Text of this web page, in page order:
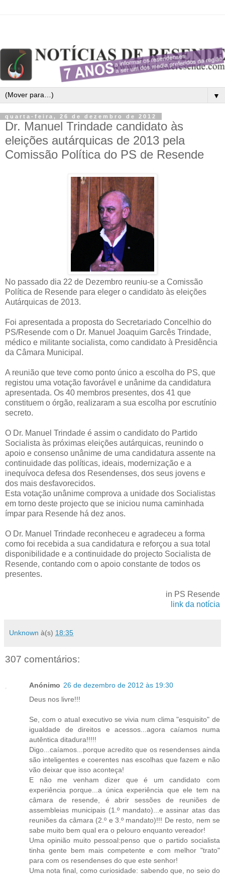
▼
quarta-feira, 26 de dezembro de 2012
Dr. Manuel Trindade candidato às
eleições autárquicas de 2013 pela
Comissão Política do PS de Resende
No passado dia 22 de Dezembro reuniu-se a Comissão
Política de Resende para eleger o candidato às eleições
Autárquicas de 2013.
Foi apresentada a proposta do Secretariado Concelhio do
PS/Resende com o Dr. Manuel Joaquim Garcês Trindade,
médico e militante socialista, como candidato à Presidência
da Câmara Municipal.
A reunião que teve como ponto único a escolha do PS, que
registou uma votação favorável e unânime da candidatura
apresentada. Os 40 membros presentes, dos 41 que
constituem o órgão, realizaram a sua escolha por escrutínio
secreto.
O Dr. Manuel Trindade é assim o candidato do Partido
Socialista às próximas eleições autárquicas, reunindo o
apoio e consenso unânime de uma candidatura assente na
continuidade das políticas, ideais, modernização e a
inequívoca defesa dos Resendenses, dos seus jovens e
dos mais desfavorecidos.
Esta votação unânime comprova a unidade dos Socialistas
em torno deste projecto que se iniciou numa caminhada
ímpar para Resende há dez anos.
O Dr. Manuel Trindade reconheceu e agradeceu a forma
como foi recebida a sua candidatura e reforçou a sua total
disponibilidade e a continuidade do projecto Socialista de
Resende, contando com o apoio constante de todos os
presentes.
in PS Resende
link da notícia
Unknown à(s) 18:35
307 comentários:
Anónimo 26 de dezembro de 2012 às 19:30
Deus nos livre!!!
Se, com o atual executivo se vivia num clima "esquisito" de
igualdade de direitos e acessos...agora caíamos numa
autêntica ditadura!!!!!
Digo...caíamos...porque acredito que os resendenses ainda
são inteligentes e coerentes nas escolhas que fazem e não
vão deixar que isso aconteça!
E não me venham dizer que é um candidato com
experiência porque...a única experiência que ele tem na
câmara de resende, é abrir sessões de reuniões de
assembleias municipais (1.º mandato)...e assinar atas das
reuniões da câmara (2.º e 3.º mandato)!!! De resto, nem se
sabe muito bem qual era o pelouro enquanto vereador!
Uma opinião muito pessoal:penso que o partido socialista
tinha gente bem mais competente e com melhor "trato"
para com os resendenses do que este senhor!
Uma nota final, como curiosidade: sabendo que, no seio do